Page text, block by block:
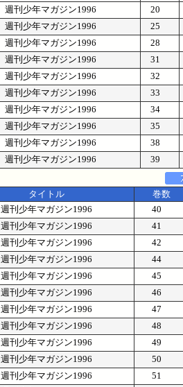
週刊少年マガジン1996
20
週刊少年マガジン1996
25
週刊少年マガジン1996
28
週刊少年マガジン1996
31
週刊少年マガジン1996
32
週刊少年マガジン1996
33
週刊少年マガジン1996
34
週刊少年マガジン1996
35
週刊少年マガジン1996
38
週刊少年マガジン1996 39
タイトル
巻数
週刊少年マガジン1996
40
週刊少年マガジン1996
41
週刊少年マガジン1996
42
週刊少年マガジン1996
44
週刊少年マガジン1996
45
週刊少年マガジン1996
46
週刊少年マガジン1996
47
週刊少年マガジン1996
48
週刊少年マガジン1996
49
週刊少年マガジン1996
50
週刊少年マガジン1996
51